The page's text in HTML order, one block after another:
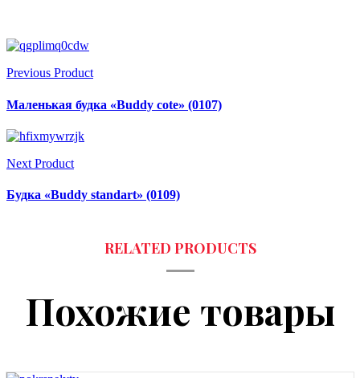
Previous Product
Маленькая будка «Buddy cote» (0107)
Next Product
Будка «Buddy standart» (0109)
Похожие товары